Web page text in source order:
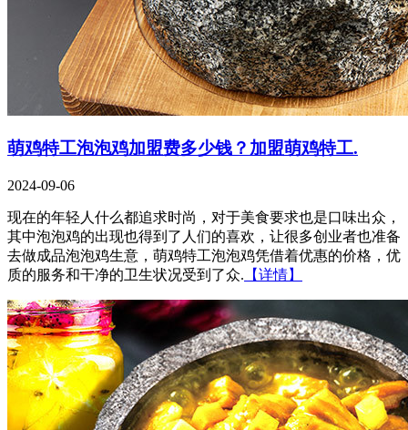
萌鸡特工泡泡鸡加盟费多少钱？加盟萌鸡特工.
2024-09-06
现在的年轻人什么都追求时尚，对于美食要求也是口味出众，
其中泡泡鸡的出现也得到了人们的喜欢，让很多创业者也准备
去做成品泡泡鸡生意，萌鸡特工泡泡鸡凭借着优惠的价格，优
质的服务和干净的卫生状况受到了众. 【详情】